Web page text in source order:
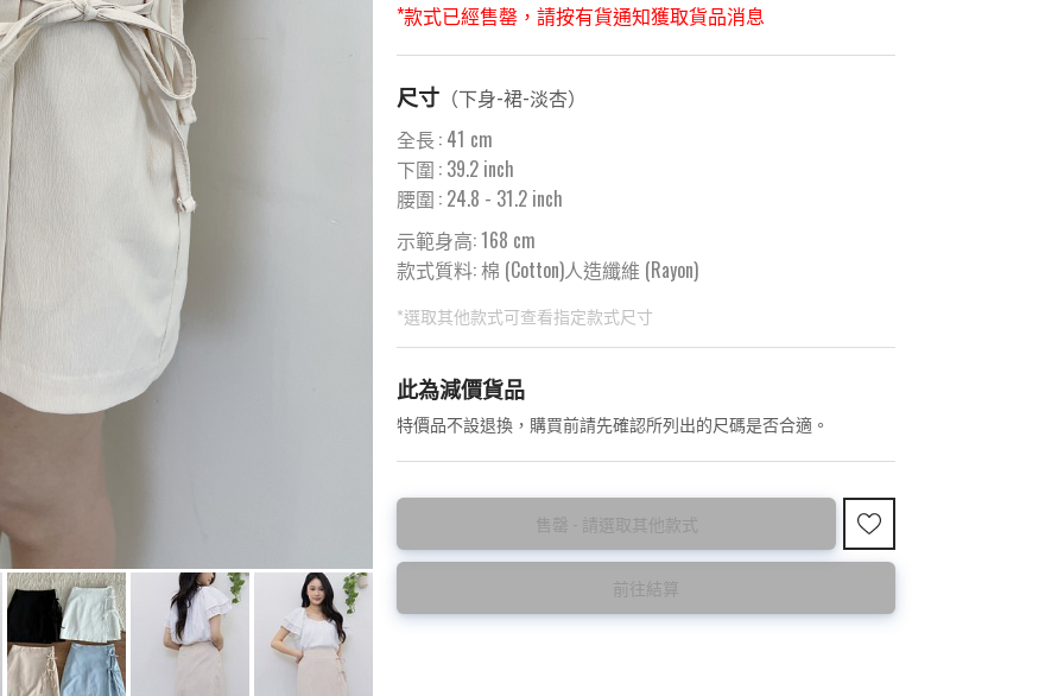
*款式已經售罄，請按有貨通知獲取貨品消息
尺寸 （下身-裙-淡杏）
全長 : 41 cm
下圍 : 39.2 inch
腰圍 : 24.8 - 31.2 inch
示範身高: 168 cm
款式質料:棉 (Cotton)人造纖維 (Rayon)
*選取其他款式可查看指定款式尺寸
此為預購品
<預購款>因為韓國東大門8月暑假關係， 預購款會於8月18日
後才陸續返貨⚠️
此為減價貨品
特價品不設退換，購買前請先確認所列出的尺碼是否合適。
售罄 - 請選取其他款式
前往結算